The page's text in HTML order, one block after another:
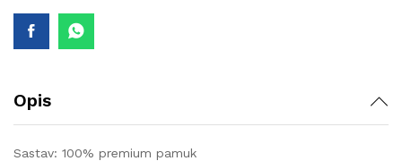
Opis
Sastav: 100% premium pamuk